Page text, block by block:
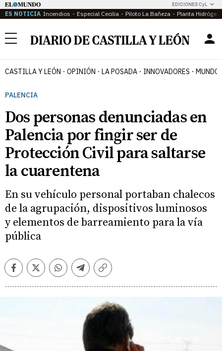
EDICIONES CyL
ES NOTICIA Incendios Especial Cecilia Piloto La Bañeza Planta
Menú
CASTILLA Y LEÓN OPINIÓN LA POSADA INNOVADORES MUNDO
PALENCIA
Dos personas denunciadas en
Palencia por fingir ser de
Protección Civil para saltarse
la cuarentena
En su vehículo personal portaban chalecos
de la agrupación, dispositivos luminosos
y elementos de barreamiento para la vía
pública
FacebookTwitterWhatsappTelegramCopiar